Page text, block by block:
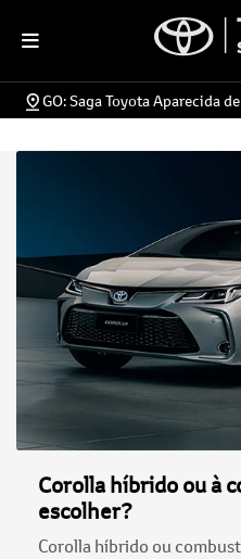
GO: Saga Toyota Aparecida
Corolla híbrido ou à
escolher?
Corolla híbrido ou